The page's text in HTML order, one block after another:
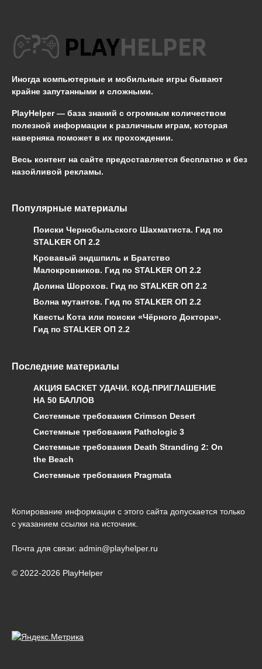
Иногда компьютерные и мобильные игры бывают
крайне запутанными и сложными.
PlayHelper — база знаний с огромным количеством
полезной информации к различным играм, которая
наверняка поможет в их прохождении.
Весь контент на сайте предоставляется бесплатно и без
назойливой рекламы.
Популярные материалы
Поиски Чернобыльского Шахматиста. Гид по
STALKER ОП 2.2
Кровавый эндшпиль и Братство
Малокровников. Гид по STALKER ОП 2.2
Долина Шорохов. Гид по STALKER ОП 2.2
Волна мутантов. Гид по STALKER ОП 2.2
Квесты Кота или поиски «Чёрного Доктора».
Гид по STALKER ОП 2.2
Последние материалы
АКЦИЯ БАСКЕТ УДАЧИ. КОД-ПРИГЛАШЕНИЕ
НА 50 БАЛЛОВ
Системные требования Crimson Desert
Системные требования Pathologic 3
Системные требования Death Stranding 2: On
the Beach
Системные требования Pragmata
Копирование информации с этого сайта допускается только
с указанием ссылки на источник.
Почта для связи: admin@playhelper.ru
© 2022-2026 PlayHelper